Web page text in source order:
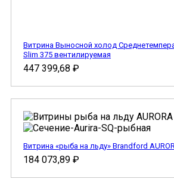
Витрина Выносной холод
Slim 375 вентилируемая
447 399,68 ₽
Витрина «рыба на льду» Brandford
184 073,89 ₽